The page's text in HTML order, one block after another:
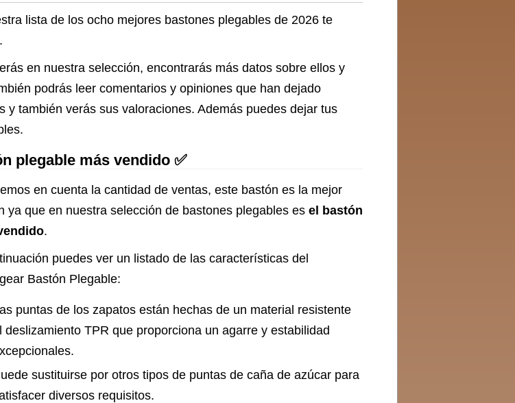
lista de los ocho mejores bastones plegables de 2026 te
en nuestra selección, encontrarás más datos sobre ellos y
podrás leer comentarios y opiniones que han dejado
y también verás sus valoraciones. Además puedes dejar tus
plegable más vendido ✅
en cuenta la cantidad de ventas, este bastón es la mejor
ya que en nuestra selección de bastones plegables es el bastón
.
puedes ver un listado de las características del
Bastón Plegable:
puntas de los zapatos están hechas de un material resistente
deslizamiento TPR que proporciona un agarre y estabilidad
sustituirse por otros tipos de puntas de caña de azúcar para
diversos requisitos.